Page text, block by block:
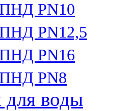
PN10
PN12,5
PN16
PN8
для воды